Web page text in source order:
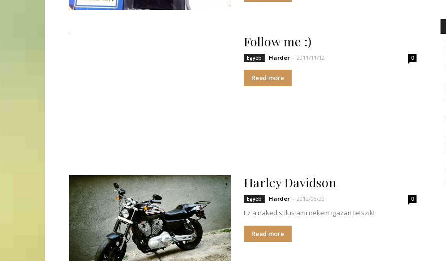
Follow me :)
Egyéb Harder - 2011/11/12 0
Read more
Harley Davidson
Egyéb Harder - 2012/08/20 0
Ez a naked stilus ami nekem igazan tetszik!
Read more